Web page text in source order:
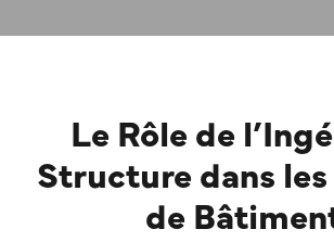
Le Rôle de
Structure dans
de